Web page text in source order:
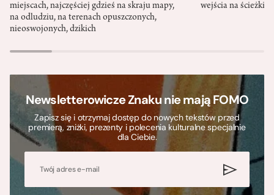
miejscach, najczęściej gdzieś na skraju mapy,
na odludziu, na terenach opuszczonych,
nieoswojonych, dzikich
wejścia na ścieżki
Newsletterowicze Znaku nie mają FOMO
Zapisz się i otrzymaj dostęp do nowych tekstów przed
premierą, zniżki, prezenty i polecenia kulturalne specjalnie
dla Ciebie.